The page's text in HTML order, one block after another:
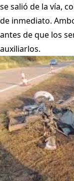
se salió de la vía,
de inmediato.
antes de que los
auxiliarlos.